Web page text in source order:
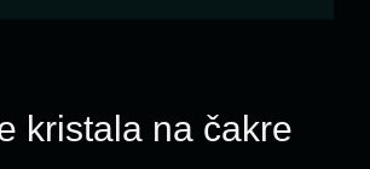
kristala na čakre